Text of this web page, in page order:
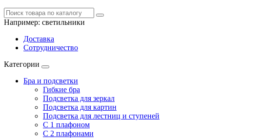
Например: светильники
Доставка
Сотрудничество
Категории
Бра и подсветки
Гибкие бра
Подсветка для зеркал
Подсветка для картин
Подсветка для лестниц и ступеней
С 1 плафоном
С 2 плафонами